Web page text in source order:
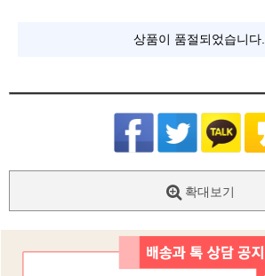
상품이 품절되었습니다.
확대보기